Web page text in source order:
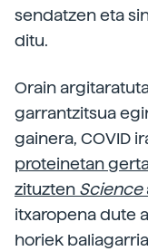
sendatzen eta
ditu.
Orain
garrantzitsua
gainera, COVID
proteinetan
zituzten Science
itxaropena dute
horiek